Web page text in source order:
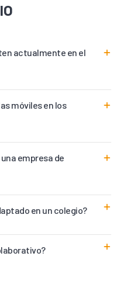
actualmente en el
móviles en los
una empresa de
en un colegio?